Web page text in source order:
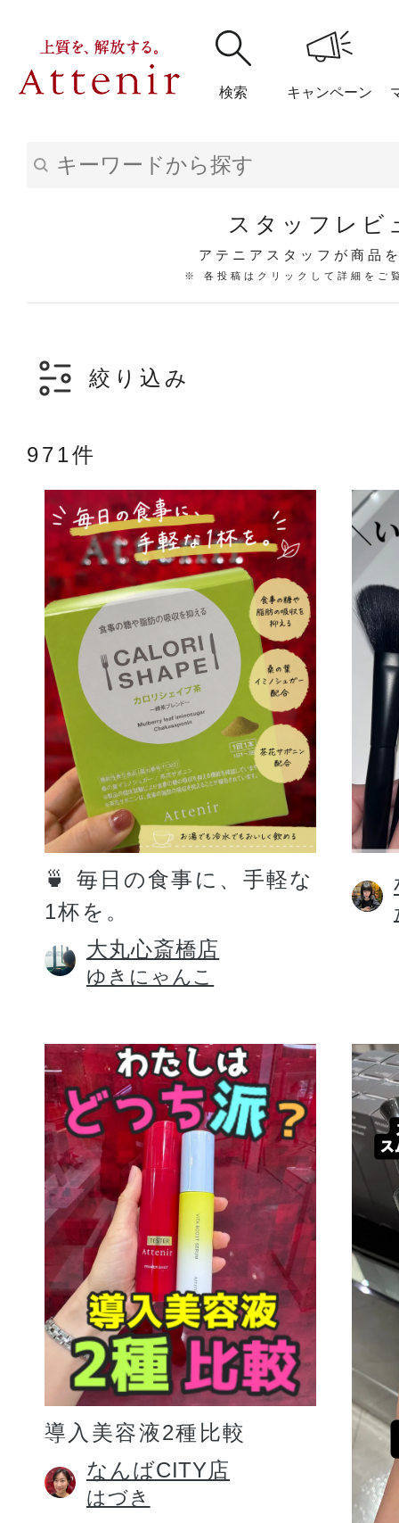
検索 キャンペーン
アテニア
アテニアの「
お友達紹介サ
定期お届けサ
スキンケア人気ライン
ドレススノー
ドレスリフト
プリマモイスト
スキンクリア
クレンズオイル
スタッフレビ
アテニアスタッフが商品
※ 各投稿はクリックして詳細をご
絞り込み
971件
🍵 毎日の食事に、手軽な
1杯を。
大丸心斎橋店
ゆきにゃんこ
導入美容液2種比較
なんばCITY店
はづき